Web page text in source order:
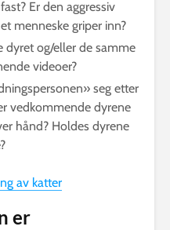
Er den aggressiv
menneske griper inn?
dyret og/eller de samme
videoer?
seg etter
vedkommende dyrene
hånd? Holdes dyrene
av katter
er